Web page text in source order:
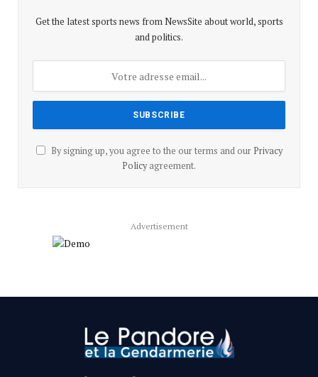
Get the latest sports news from NewsSite about world, sports
and politics.
By signing up, you agree to the our terms and our Privacy
Policyagreement.
Advertisement